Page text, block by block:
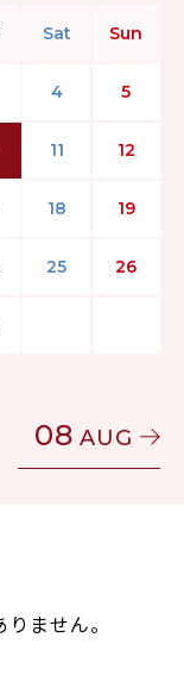
Sat Sun
4 5
11 12
18 19
25 26
08 AUG
ません。